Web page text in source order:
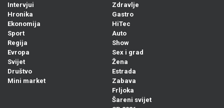
Intervjui
Hronika
Ekonomija
Sport
Regija
Evropa
Svijet
Društvo
Mini market
Zdravlje
Gastro
HiTec
Auto
Show
Sex i grad
Žena
Estrada
Zabava
Frljoka
Šareni svijet